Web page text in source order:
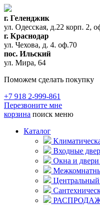
г. Геленджик
ул. Одесская, д.22 корп. 2,
г. Краснодар
ул. Чехова, д. 4. оф.70
пос. Ильский
ул. Мира, 64
Поможем сделать покупку
+7 918 2-999-861
Перезвоните мне
корзина поиск меню
Каталог
Входные
Окна и